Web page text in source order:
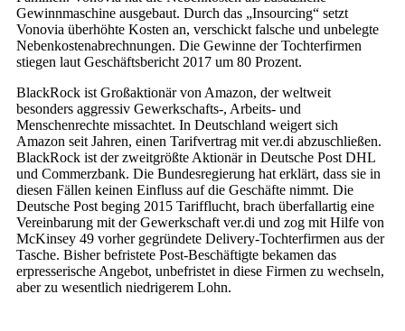
Gewinnmaschine ausgebaut. Durch das „Insourcing“ setzt
Vonovia überhöhte Kosten an, verschickt falsche und unbelegte
Nebenkostenabrechnungen. Die Gewinne der Tochterfirmen
stiegen laut Geschäftsbericht 2017 um 80 Prozent.
BlackRock ist Großaktionär von Amazon, der weltweit
besonders aggressiv Gewerkschafts-, Arbeits- und
Menschenrechte missachtet. In Deutschland weigert sich
Amazon seit Jahren, einen Tarifvertrag mit ver.di abzuschließen.
BlackRock ist der zweitgrößte Aktionär in Deutsche Post DHL
und Commerzbank. Die Bundesregierung hat erklärt, dass sie in
diesen Fällen keinen Einfluss auf die Geschäfte nimmt. Die
Deutsche Post beging 2015 Tarifflucht, brach überfallartig eine
Vereinbarung mit der Gewerkschaft ver.di und zog mit Hilfe von
McKinsey 49 vorher gegründete Delivery-Tochterfirmen aus der
Tasche. Bisher befristete Post-Beschäftigte bekamen das
erpresserische Angebot, unbefristet in diese Firmen zu wechseln,
aber zu wesentlich niedrigerem Lohn.